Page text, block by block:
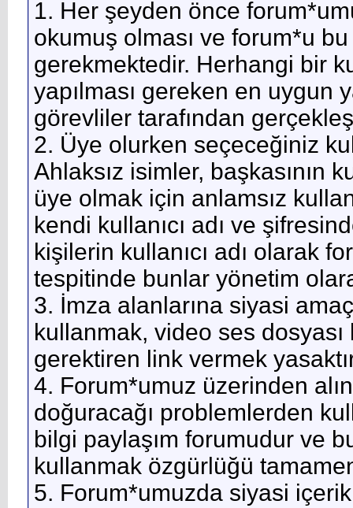
1. Her şeyden önce
okumuş olması ve forum*u
gerekmektedir. Herhangi bir
yapılması gereken en uygun
görevliler tarafından
2. Üye olurken seçeceğiniz
Ahlaksız isimler, başkasının
üye olmak için anlamsız
kendi kullanıcı adı ve
kişilerin kullanıcı adı olarak
tespitinde bunlar yönetim
3. İmza alanlarına siyasi
kullanmak, video ses
gerektiren link vermek
4. Forum*umuz üzerinden
doğuracağı problemlerden
bilgi paylaşım forumudur ve
kullanmak özgürlüğü
5. Forum*umuzda siyasi